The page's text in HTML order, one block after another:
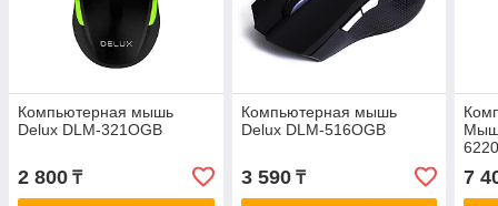
Компьютерная мышь
Delux DLM-321OGB
2 800 ₸
Компьютерная мышь
Delux DLM-516OGB
3 590₸ 7